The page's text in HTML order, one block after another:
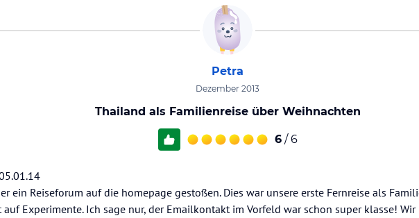
Petra
Dezember 2013
Thailand als Familienreise über Weihnachten
6 / 6
ein Reiseforum auf die homepage gestoßen. Dies war unsere erste Fernreise als
auf Experimente. Ich sage nur, der Emailkontakt im Vorfeld war schon super klasse!